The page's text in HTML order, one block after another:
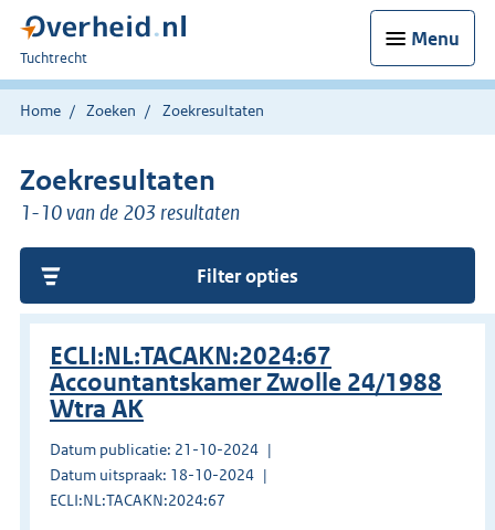
Menu
U
bent
hier:
Tuchtrecht
Home Zoeken Zoekresultaten
Zoekresultaten
1-10 van de 203 resultaten
Filter opties
ECLI:NL:TACAKN:2024:67
Accountantskamer Zwolle 24/1988
Wtra AK
Datum publicatie: 21-10-2024
Datum uitspraak: 18-10-2024
ECLI:NL:TACAKN:2024:67